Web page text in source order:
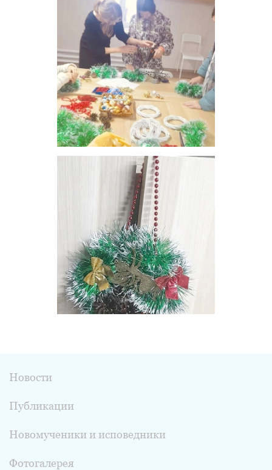
Новости
Публикации
Новомученики и исповедники
Фотогалерея